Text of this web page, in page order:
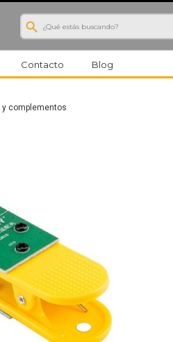
search
Contacto Blog
complementos